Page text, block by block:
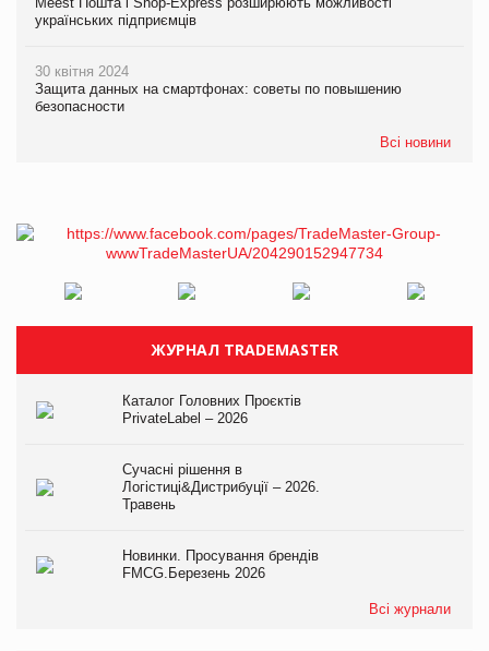
українських підприємців
30 квітня 2024
Защита данных на смартфонах: советы по повышению
безопасности
Всі новини
ЖУРНАЛ TRADEMASTER
Каталог Головних Проєктів
PrivateLabel – 2026
Сучасні рішення в
Логістиці&Дистрибуції – 2026.
Травень
Новинки. Просування брендів
FMCG.Березень 2026
Всі журнали